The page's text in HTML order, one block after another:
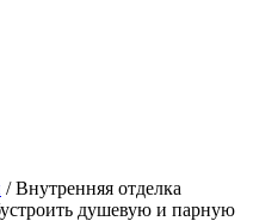
/ Внутренняя отделка
душевую и парную